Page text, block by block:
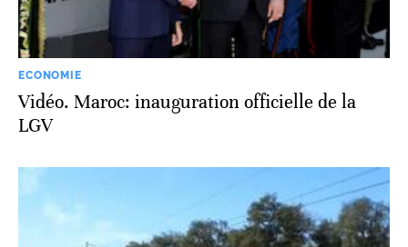
ECONOMIE
Vidéo. Maroc: inauguration officielle de la
LGV